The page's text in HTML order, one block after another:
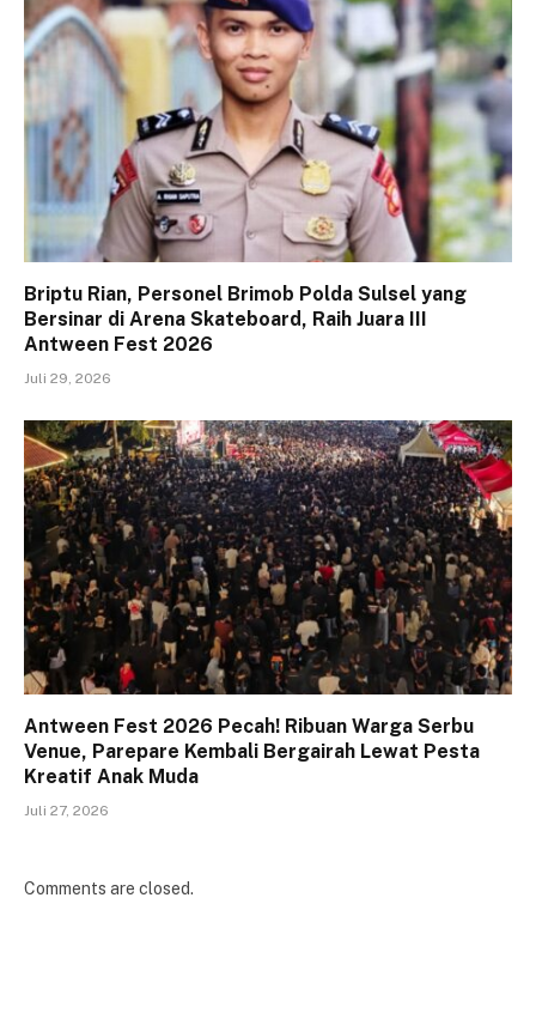
Briptu Rian, Personel Brimob Polda Sulsel yang
Bersinar di Arena Skateboard, Raih Juara III
Antween Fest 2026
Juli 29, 2026
Antween Fest 2026 Pecah! Ribuan Warga Serbu
Venue, Parepare Kembali Bergairah Lewat Pesta
Kreatif Anak Muda
Juli 27, 2026
Comments are closed.